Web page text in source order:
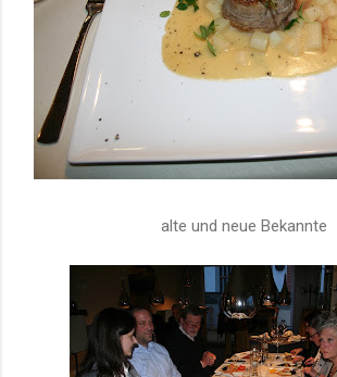
alte und neue Bekannte